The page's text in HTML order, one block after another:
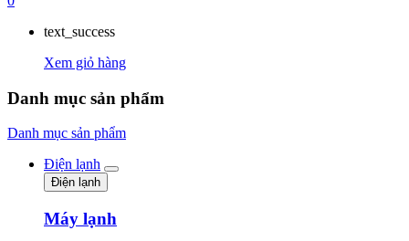
text_success
Xem giỏ hàng
Danh mục sản phẩm
Danh mục sản phẩm
Điện lạnh
Điện lạnh
Máy lạnh